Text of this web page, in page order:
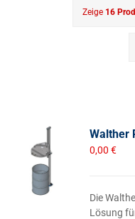
Zeige 16
Walther
0,00 €
Die
Lösung